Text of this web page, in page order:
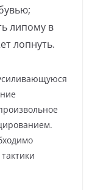
липому в
лопнуть.